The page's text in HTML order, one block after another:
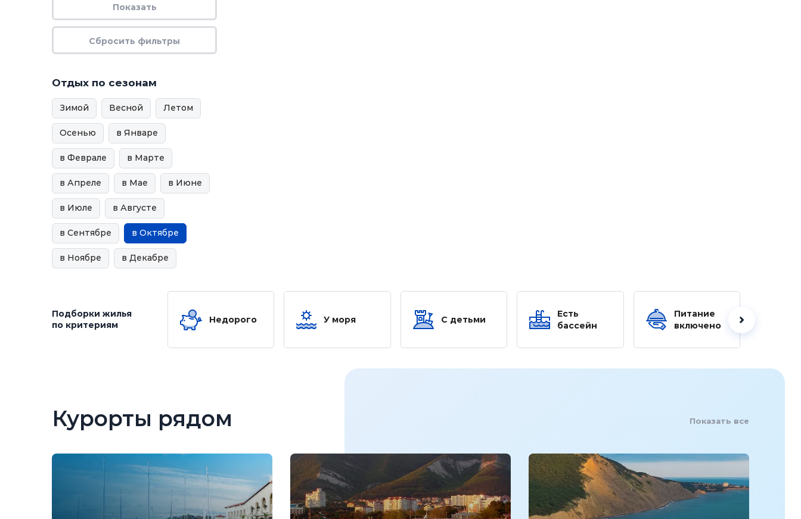
Отдых по сезонам
Зимой Весной Летом
Осенью в Январе
в Феврале в Марте
в Апреле в Мае в Июне
в Июле в Августе
в Сентябре в Октябре
в Ноябре в Декабре
Подборки жилья
по критериям
Недорого У моря С детьми
Есть
бассейн
Питание
включено
Курорты рядом Показать все